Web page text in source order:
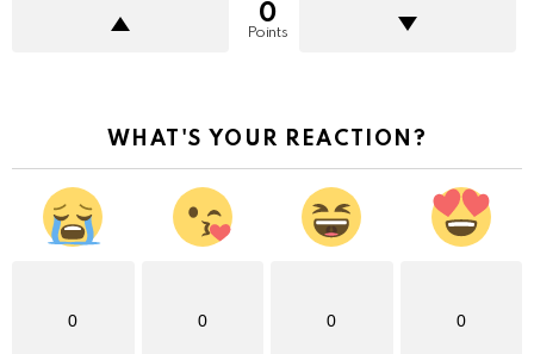
0
Points
WHAT'S YOUR REACTION?
0 0 0 0